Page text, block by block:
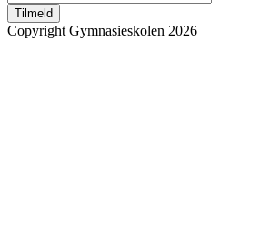
Tilmeld
Copyright Gymnasieskolen 2026